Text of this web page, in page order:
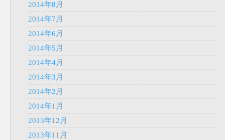
2014年8月
2014年7月
2014年6月
2014年5月
2014年4月
2014年3月
2014年2月
2014年1月
2013年12月
2013年11月